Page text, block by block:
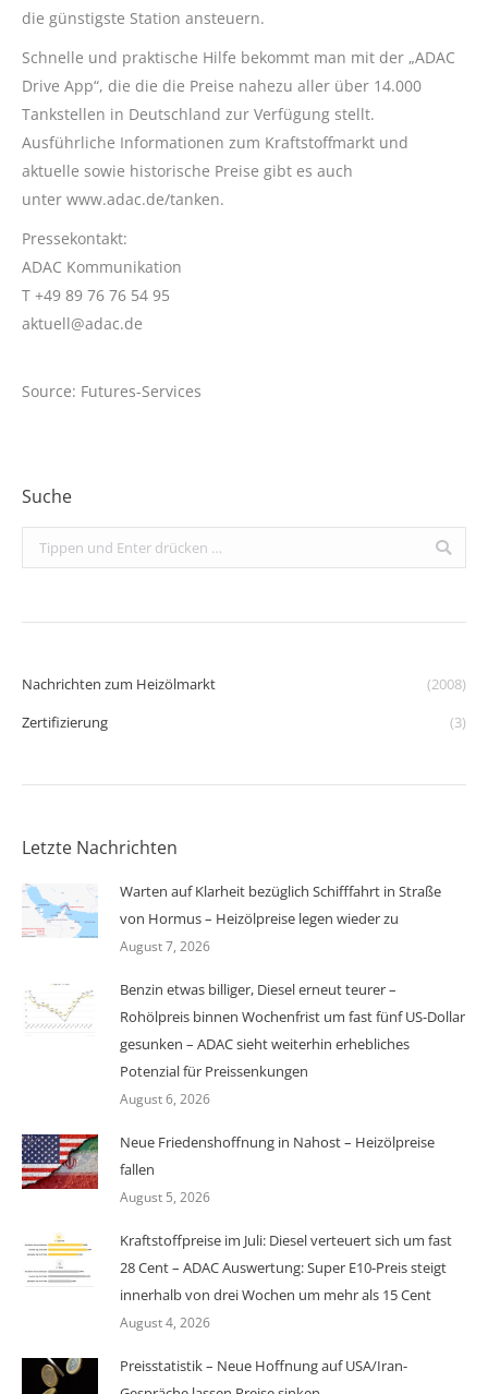
die günstigste Station ansteuern.
Schnelle und praktische Hilfe bekommt man mit der „ADAC
Drive App“, die die die Preise nahezu aller über 14.000
Tankstellen in Deutschland zur Verfügung stellt.
Ausführliche Informationen zum Kraftstoffmarkt und
aktuelle sowie historische Preise gibt es auch
unter www.adac.de/tanken.
Pressekontakt:
ADAC Kommunikation
T +49 89 76 76 54 95
aktuell@adac.de
Source: Futures-Services
Suche
Search:
Nachrichten zum Heizölmarkt
(2008)
Zertifizierung
(3)
Letzte Nachrichten
Warten auf Klarheit bezüglich Schifffahrt in Straße
von Hormus – Heizölpreise legen wieder zu
August 7, 2026
Benzin etwas billiger, Diesel erneut teurer –
Rohölpreis binnen Wochenfrist um fast fünf US-Dollar
gesunken – ADAC sieht weiterhin erhebliches
Potenzial für Preissenkungen
August 6, 2026
Neue Friedenshoffnung in Nahost – Heizölpreise
fallen
August 5, 2026
Kraftstoffpreise im Juli: Diesel verteuert sich um fast
28 Cent – ADAC Auswertung: Super E10-Preis steigt
innerhalb von drei Wochen um mehr als 15 Cent
August 4, 2026
Preisstatistik – Neue Hoffnung auf USA/Iran-